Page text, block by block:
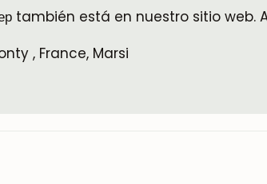
también está en nuestro sitio web.
, France, Marsi